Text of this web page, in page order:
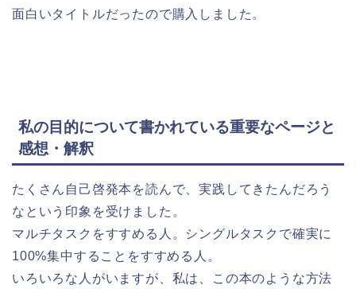
面白いタイトルだったので購入しました。
私の目的について書かれている重要なページと
感想・解釈
たくさん自己啓発本を読んで、実践してきたんだろう
なという印象を受けました。
マルチタスクをすすめる人。シングルタスクで確実に
100%集中することをすすめる人。
いろいろな人がいますが、私は、この本のような方法